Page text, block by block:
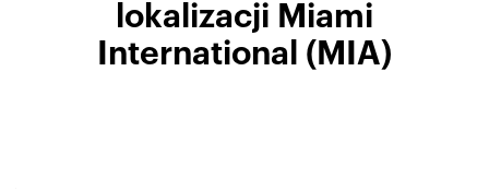
lokalizacji Miami
International (MIA)